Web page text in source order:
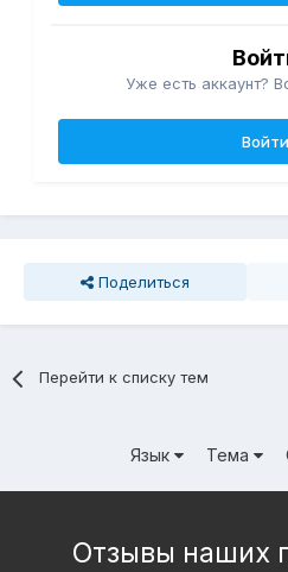
Уже есть аккаунт?
Войти
Поделиться
Перейти к списку тем
Язык Тема
Отзывы наших